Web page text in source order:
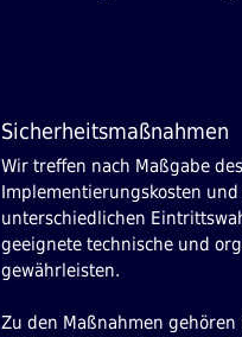
Sicherheitsmaßnahmen
Wir treffen nach Maßgabe
Implementierungskosten
unterschiedlichen
geeignete technische und
gewährleisten.
Zu den Maßnahmen